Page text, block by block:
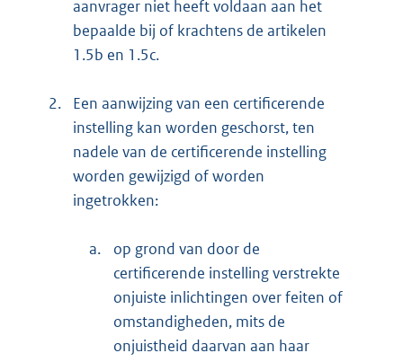
aanvrager niet heeft voldaan aan het
bepaalde bij of krachtens de artikelen
1.5b en 1.5c.
2.
Een aanwijzing van een certificerende
instelling kan worden geschorst, ten
nadele van de certificerende instelling
worden gewijzigd of worden
ingetrokken:
a.
op grond van door de
certificerende instelling verstrekte
onjuiste inlichtingen over feiten of
omstandigheden, mits de
onjuistheid daarvan aan haar